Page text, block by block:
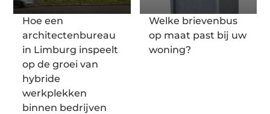
Hoe een
architectenbureau
in Limburg inspeelt
op de groei van
hybride
werkplekken
binnen bedrijven
Welke brievenbus
op maat past bij uw
woning?